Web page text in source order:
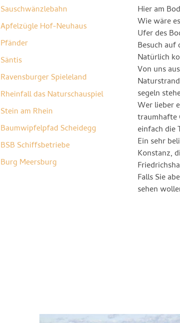
Sauschwänzlebahn
Apfelzügle Hof-Neuhaus
Pfänder
Säntis
Ravensburger Spieleland
Rheinfall das Naturschauspiel
Stein am Rhein
Baumwipfelpfad Scheidegg
BSB Schiffsbetriebe
Burg Meersburg
Hier am
Wie wäre
Ufer des
Besuch
Natürlich
Von uns
segeln
Wer lieber
traumhafte
einfach die
Ein sehr
Konstanz,
Falls Sie
sehen